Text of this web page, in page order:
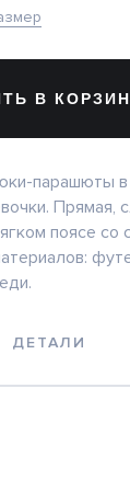
В
парашюты
Прямая,
поясе со
ДЕТАЛИ